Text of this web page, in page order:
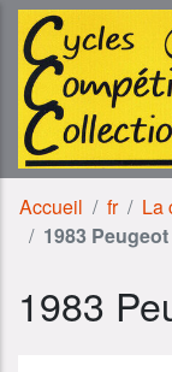
Aller au contenu
Aller à la
Accueil fr
La
1983
1983